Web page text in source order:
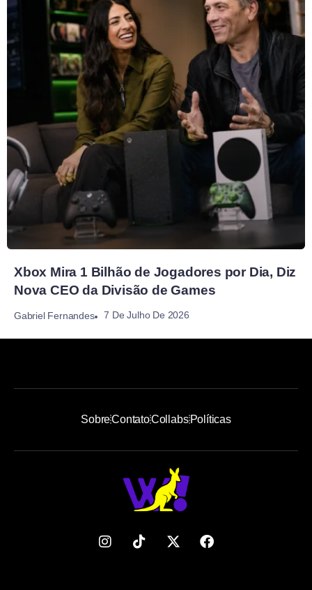
Xbox Mira 1 Bilhão de Jogadores por Dia, Diz
Nova CEO da Divisão de Games
Gabriel Fernandes 7 De Julho De 2026
SobreContatoCollabsPolíticas